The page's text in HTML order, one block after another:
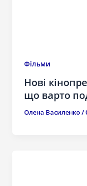
Фільми
Нові
що варто
Олена Василенко/